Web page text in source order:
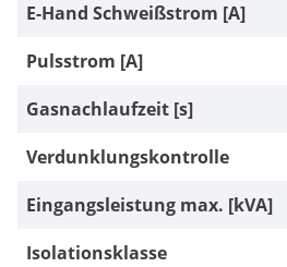
E-Hand Schweißstrom [A]
Pulsstrom [A]
Gasnachlaufzeit [s]
Verdunklungskontrolle
Eingangsleistung max. [kVA]
Isolationsklasse